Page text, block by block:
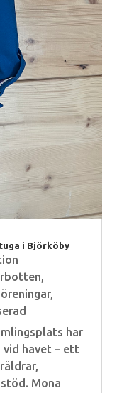
i Björköby
,
,
har
vid havet – ett
Mona